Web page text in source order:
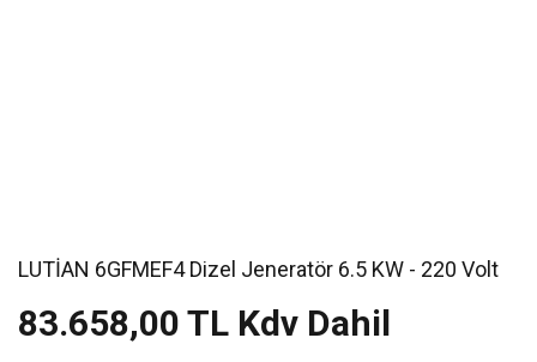
LUTİAN 6GFMEF4 Dizel Jeneratör 6.5 KW - 220 Volt
83.658,00 TL Kdv Dahil